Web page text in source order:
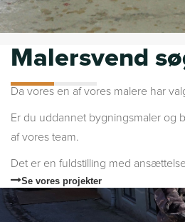
Malersvend
Da vores en af vores malere har
Er du uddannet bygningsmaler og
af vores team.
Det er en fuldstilling med
Se vores projekter